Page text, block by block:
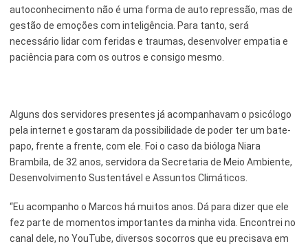
autoconhecimento não é uma forma de auto repressão, mas de
gestão de emoções com inteligência. Para tanto, será
necessário lidar com feridas e traumas, desenvolver empatia e
paciência para com os outros e consigo mesmo.
Alguns dos servidores presentes já acompanhavam o psicólogo
pela internet e gostaram da possibilidade de poder ter um bate-
papo, frente a frente, com ele. Foi o caso da bióloga Niara
Brambila, de 32 anos, servidora da Secretaria de Meio Ambiente,
Desenvolvimento Sustentável e Assuntos Climáticos.
“Eu acompanho o Marcos há muitos anos. Dá para dizer que ele
fez parte de momentos importantes da minha vida. Encontrei no
canal dele, no YouTube, diversos socorros que eu precisava em